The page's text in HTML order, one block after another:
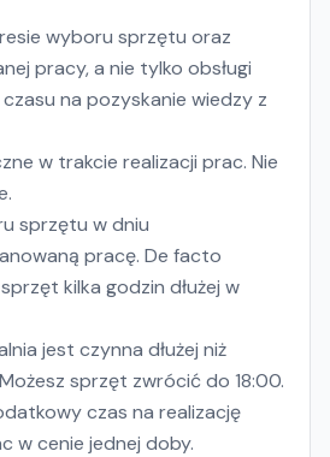
wyboru sprzętu oraz
pracy, a nie tylko obsługi
na pozyskanie wiedzy z
w trakcie realizacji prac. Nie
sprzętu w dniu
pracę. De facto
kilka godzin dłużej w
jest czynna dłużej niż
sprzęt zwrócić do 18:00.
czas na realizację
w cenie jednej doby.